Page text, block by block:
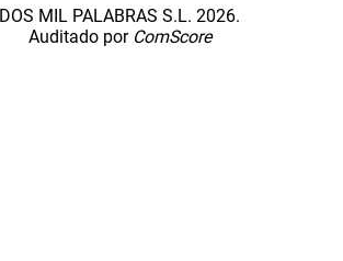
DOS MIL PALABRAS S.L. 2026.
Auditado por ComScore